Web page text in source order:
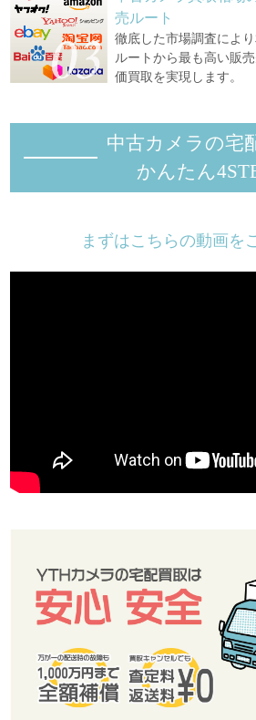
売ルート
徹底した市場調査によ
ルートから最も高い販
価買取を実現します。
中古カメラの宅
かんたん
まずはこちらの動画を